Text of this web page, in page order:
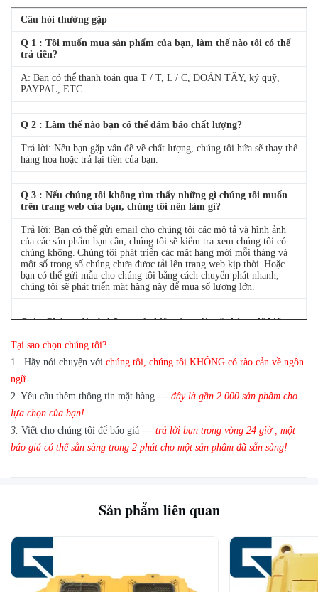
Câu hỏi thường gặp
Q 1 : Tôi muốn mua sản phẩm của bạn, làm thế nào tôi có thể
trả tiền?
A: Bạn có thể thanh toán qua T / T, L / C, ĐOÀN TÂY, ký quỹ,
PAYPAL, ETC.
Q 2 : Làm thế nào bạn có thể đảm bảo chất lượng?
Trả lời: Nếu bạn gặp vấn đề về chất lượng, chúng tôi hứa sẽ thay thế
hàng hóa hoặc trả lại tiền của bạn.
Q 3 : Nếu chúng tôi không tìm thấy những gì chúng tôi muốn
trên trang web của bạn, chúng tôi nên làm gì?
Trả lời: Bạn có thể gửi email cho chúng tôi các mô tả và hình ảnh
của các sản phẩm bạn cần, chúng tôi sẽ kiểm tra xem chúng tôi có
chúng không. Chúng tôi phát triển các mặt hàng mới mỗi tháng và
một số trong số chúng chưa được tải lên trang web kịp thời. Hoặc
bạn có thể gửi mẫu cho chúng tôi bằng cách chuyển phát nhanh,
chúng tôi sẽ phát triển mặt hàng này để mua số lượng lớn.
Q 4 : Chúng tôi có thể mua 1 chiếc của mỗi mặt hàng để kiểm
Trả lời: Có, chúng tôi rất vui khi gửi 1 cái để kiểm tra chất lượng
nếu chúng tôi có mặt hàng bạn cần trong kho
Tại sao chọn chúng tôi?
1 . Hãy nói chuyện với chúng tôi, chúng tôi KHÔNG có rào cản về ngôn
ngữ
2. Yêu cầu thêm thông tin mặt hàng --- đây là gần 2.000 sản phẩm cho
lựa chọn của bạn!
3. Viết cho chúng tôi để báo giá --- trả lời bạn trong vòng 24 giờ , một
báo giá có thể sẵn sàng trong 2 phút cho một sản phẩm đã sẵn sàng!
Sản phẩm liên quan